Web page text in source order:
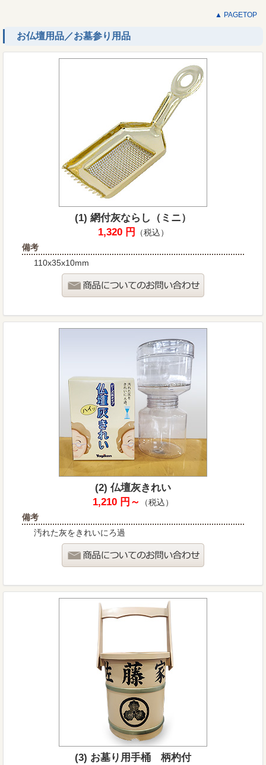
▲ PAGETOP
お仏壇用品／お墓参り用品
(1) 網付灰ならし（ミニ）
1,320 円
（税込）
備考
110x35x10mm
(2) 仏壇灰きれい
1,210 円～
（税込）
備考
汚れた灰をきれいにろ過
(3) お墓り用手桶 柄杓付